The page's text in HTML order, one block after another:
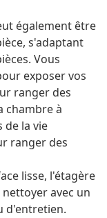
également être
s'adaptant
Vous
exposer vos
ranger des
chambre à
de la vie
ranger des
lisse, l'étagère
avec un
d'entretien.